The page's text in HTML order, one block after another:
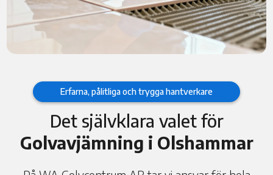
Erfarna, pålitliga och trygga hantverkare
Det självklara valet för
Golvavjämning i Olshammar